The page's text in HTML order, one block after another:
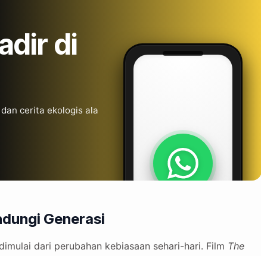
di
cerita ekologis ala
Generasi
dari perubahan kebiasaan sehari-hari. Film The